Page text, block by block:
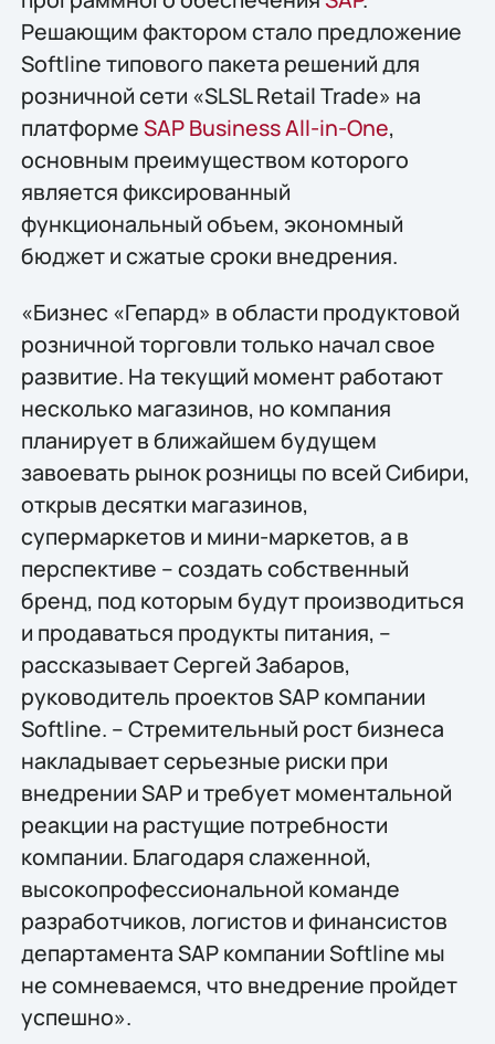
Решающим фактором стало предложение
Softline типового пакета решений для
розничной сети «SLSL Retail Trade» на
платформеSAP Business All-in-One,
основным преимуществом которого
является фиксированный
функциональный объем, экономный
бюджет и сжатые сроки внедрения.
«Бизнес «Гепард» в области продуктовой
розничной торговли только начал свое
развитие. На текущий момент работают
несколько магазинов, но компания
планирует в ближайшем будущем
завоевать рынок розницы по всей Сибири,
открыв десятки магазинов,
супермаркетов и мини-маркетов, а в
перспективе – создать собственный
бренд, под которым будут производиться
и продаваться продукты питания, –
рассказывает Сергей Забаров,
руководитель проектов SAP компании
Softline. – Стремительный рост бизнеса
накладывает серьезные риски при
внедрении SAP и требует моментальной
реакции на растущие потребности
компании. Благодаря слаженной,
высокопрофессиональной команде
разработчиков, логистов и финансистов
департамента SAP компании Softline мы
не сомневаемся, что внедрение пройдет
успешно».